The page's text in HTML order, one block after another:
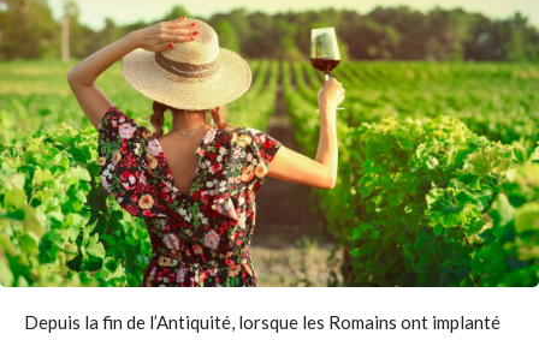
Depuis la fin de l’Antiquité, lorsque les Romains ont implanté